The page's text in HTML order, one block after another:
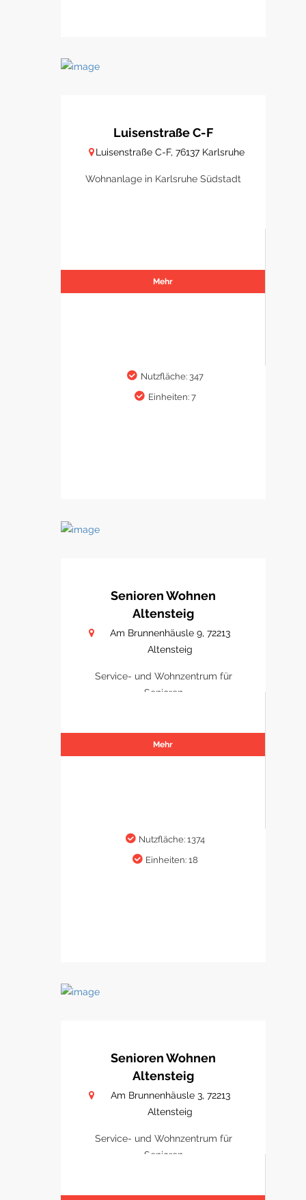
Luisenstraße C-F
Luisenstraße C-F, 76137 Karlsruhe
Wohnanlage in Karlsruhe Südstadt
Mehr
Nutzfläche: 347
Einheiten: 7
Senioren Wohnen
Altensteig
Am Brunnenhäusle 9, 72213
Altensteig
Service- und Wohnzentrum für
Senioren
Mehr
Nutzfläche: 1374
Einheiten: 18
Senioren Wohnen
Altensteig
Am Brunnenhäusle 3, 72213
Altensteig
Service- und Wohnzentrum für
Senioren